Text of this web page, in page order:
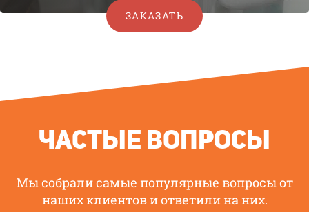
ЗАКАЗАТЬ
ЧАСТЫЕ ВОПРОСЫ
Мы собрали самые популярные вопросы от
наших клиентови ответили на них.